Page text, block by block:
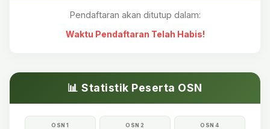
Pendaftaran akan ditutup dalam:
Waktu Pendaftaran Telah Habis!
📊 Statistik Peserta OSN
OSN 1 OSN 2 OSN 4